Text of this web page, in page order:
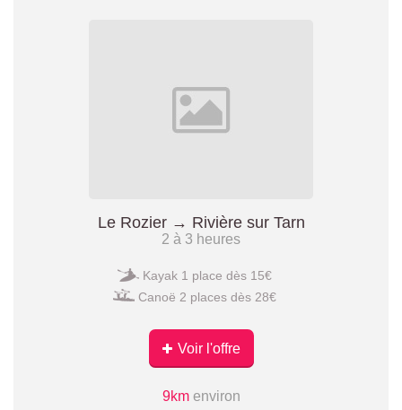
Le Rozier → Rivière sur Tarn
2 à 3 heures
Kayak 1 place dès 15€
Canoë 2 places dès 28€
Voir l'offre
9kmenviron